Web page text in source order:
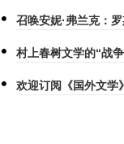
召唤安妮·弗兰克：
村上春树文学的“战
欢迎订阅《国外文学